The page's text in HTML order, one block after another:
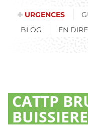
URGENCES
BLOG
EN
CATTP